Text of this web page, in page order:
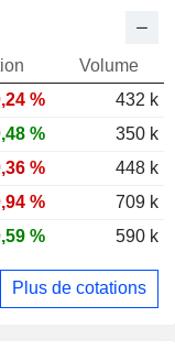
Volume
%
432 k
%
350 k
%
448 k
%
709 k
% 590 k
Plus de cotations